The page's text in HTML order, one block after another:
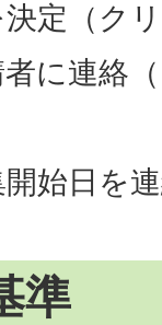
定（ク
に連絡
始日を
準